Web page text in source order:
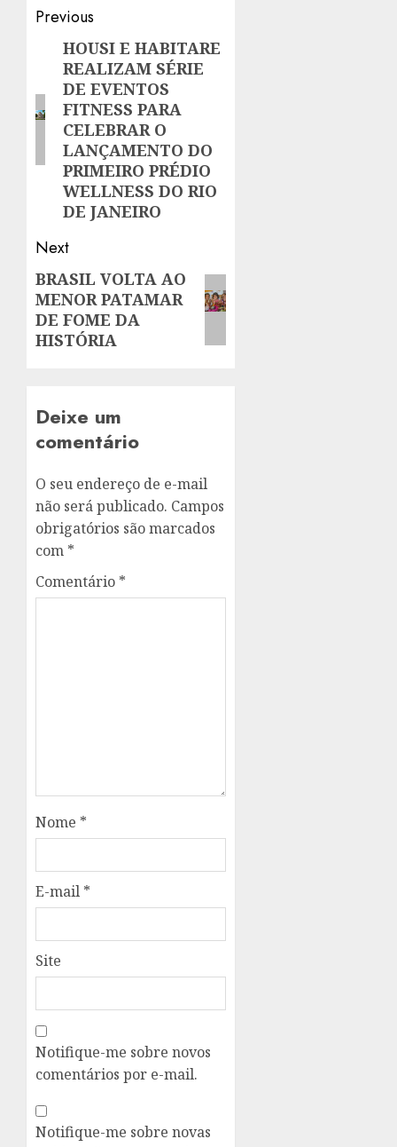
Post
navigation
Previous
Previous
post:
HOUSI E HABITARE
REALIZAM SÉRIE
DE EVENTOS
FITNESS PARA
CELEBRAR O
LANÇAMENTO DO
PRIMEIRO PRÉDIO
WELLNESS DO RIO
DE JANEIRO
Next
Next
post:
BRASIL VOLTA AO
MENOR PATAMAR
DE FOME DA
HISTÓRIA
Deixe um
comentário
O seu endereço de e-mail
não será publicado. Campos
obrigatórios são marcados
com *
Comentário *
Nome *
E-mail *
Site
Notifique-me sobre novos
comentários por e-mail.
Notifique-me sobre novas